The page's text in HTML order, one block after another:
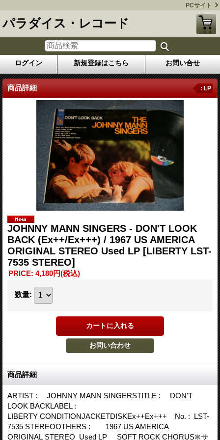
PCサイト
パラダイス・レコード
ログイン 新規登録はこちら お問い合せ
商品詳細 : LP
JOHNNY MANN SINGERS - DON'T LOOK
BACK (Ex++/Ex+++) / 1967 US AMERICA
ORIGINAL STEREO Used LP [LIBERTY LST-
7535 STEREO]
PRICE: 4,180円(税込)
数量:
商品詳細
ARTIST : JOHNNY MANN SINGERSTITLE : DON'T
LOOK BACKLABEL :
LIBERTY CONDITIONJACKETDISKEx++Ex+++ No. : LST-
7535 STEREOOTHERS : 1967 US AMERICA
ORIGINAL STEREO Used LP SOFT ROCK CHORUS※サ